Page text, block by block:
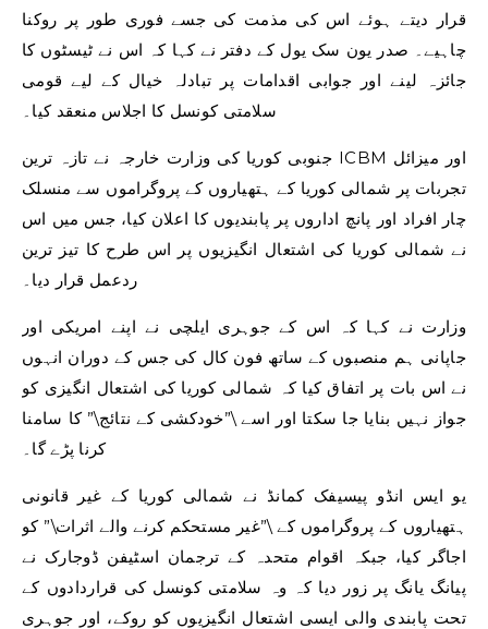
قرار دیتے ہوئے اس کی مذمت کی جسے فوری طور پر روکنا
چاہیے۔ صدر یون سک یول کے دفتر نے کہا کہ اس نے ٹیسٹوں کا
جائزہ لینے اور جوابی اقدامات پر تبادلہ خیال کے لیے قومی
سلامتی کونسل کا اجلاس منعقد کیا۔
جنوبی کوریا کی وزارت خارجہ نے تازہ ترین ICBM اور میزائل
تجربات پر شمالی کوریا کے ہتھیاروں کے پروگراموں سے منسلک
چار افراد اور پانچ اداروں پر پابندیوں کا اعلان کیا، جس میں اس
نے شمالی کوریا کی اشتعال انگیزیوں پر اس طرح کا تیز ترین
ردعمل قرار دیا۔
وزارت نے کہا کہ اس کے جوہری ایلچی نے اپنے امریکی اور
جاپانی ہم منصبوں کے ساتھ فون کال کی جس کے دوران انہوں
نے اس بات پر اتفاق کیا کہ شمالی کوریا کی اشتعال انگیزی کو
جواز نہیں بنایا جا سکتا اور اسے \”خودکشی کے نتائج\” کا سامنا
کرنا پڑے گا۔
یو ایس انڈو پیسیفک کمانڈ نے شمالی کوریا کے غیر قانونی
ہتھیاروں کے پروگراموں کے \”غیر مستحکم کرنے والے اثرات\” کو
اجاگر کیا، جبکہ اقوام متحدہ کے ترجمان اسٹیفن ڈوجارک نے
پیانگ یانگ پر زور دیا کہ وہ سلامتی کونسل کی قراردادوں کے
تحت پابندی والی ایسی اشتعال انگیزیوں کو روکے، اور جوہری